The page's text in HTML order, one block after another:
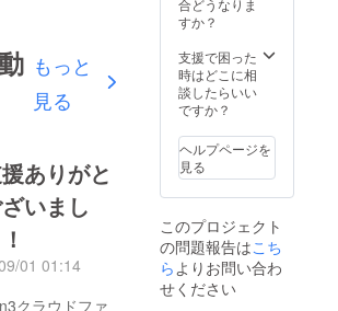
もっと
見る
ありがと
いまし
01 01:14
クラウドファ
として
ている
他、卜
ラジャ
産コー
本来の
味を楽
にプレ
ンドせ
ずスト
レー卜
(単品)で
みのバ
く、ク
リーム
のよう
ななめ
めらか
さと共
強いコ
クのあ
るコー
ヒーの
味が口
いっぱ
いに広
もお使
だけま
す。 柔
らかい
素材な
重量の
あるお
荷物を
入れる
が伸び
てしま
う可能
性がご
ざいま
すか？
支援で困った
時はどこに相
談したらいい
ですか？
ヘルプページを
見る
このプロジェクト
の問題報告はこち
ら よりお問い合わ
せください